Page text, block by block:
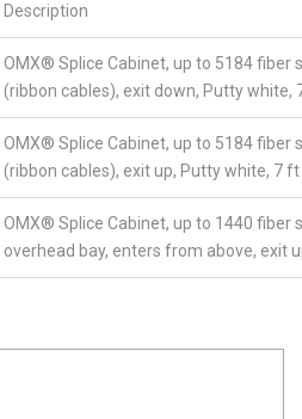
Description
OMX® Splice Cabinet, up to 5184 fiber
(ribbon cables), exit down, Putty white,
OMX® Splice Cabinet, up to 5184 fiber
(ribbon cables), exit up, Putty white, 7 ft
OMX® Splice Cabinet, up to 1440 fiber
overhead bay, enters from above, exit